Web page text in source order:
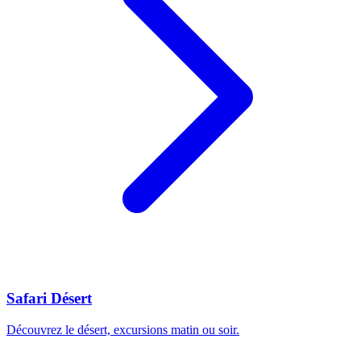
Safari Désert
Découvrez le désert, excursions matin ou soir.